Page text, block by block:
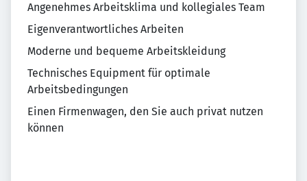
Angenehmes Arbeitsklima und kollegiales Team
Eigenverantwortliches Arbeiten
Moderne und bequeme Arbeitskleidung
Technisches Equipment für optimale
Arbeitsbedingungen
Einen Firmenwagen, den Sie auch privat nutzen
können